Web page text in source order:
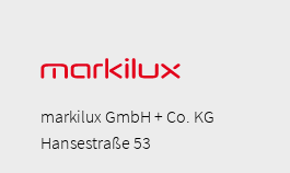
markilux GmbH + Co. KG
Hansestraße 53